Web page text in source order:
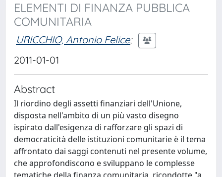
ELEMENTI DI FINANZA PUBBLICA
COMUNITARIA
URICCHIO, Antonio Felice;
2011-01-01
Abstract
Il riordino degli assetti finanziari dell'Unione,
disposta nell'ambito di un più vasto disegno
ispirato dall'esigenza di rafforzare gli spazi di
democraticità delle istituzioni comunitarie è il tema
affrontato dai saggi contenuti nel presente volume,
che approfondiscono e sviluppano le complesse